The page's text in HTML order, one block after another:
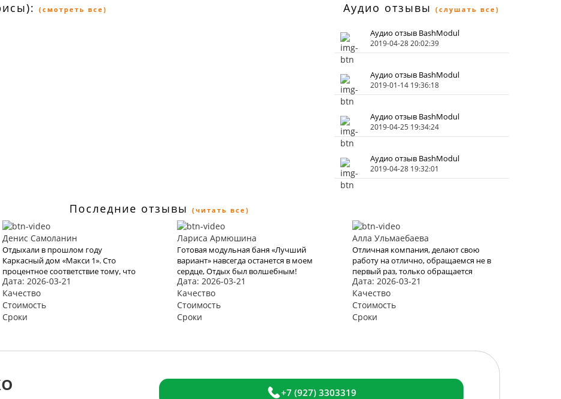
(смотреть все) Аудио отзывы (слушать все)
Аудио отзыв BashModul
2019-04-28 20:02:39
Аудио отзыв BashModul
2019-01-14 19:36:18
Аудио отзыв BashModul
2019-04-25 19:34:24
Аудио отзыв BashModul
2019-04-28 19:32:01
Последние отзывы (читать все)
Денис Самоланин
Отдыхали в прошлом году
Каркасный дом «Макси 1». Сто
процентное соответствие тому, что
нам задекларировали в КартаТревел.
Хотели и в этом году
воспользоваться их услугами, но
видимо эта пандемия все испортит.
Дата: 2026-03-21
Качество
Стоимость
Сроки
Лариса Армюшина
Готовая модульная баня «Лучший
вариант» навсегда останется в моем
сердце, Отдых был волшебным!
Прекрасное море, бухта и отель
благодаря Вам оставили яркое
впечатление и бурю эмоций. В это
место хочется возвращаться Снова
и снова. Спасибо Вам за Вашу
Дата: 2026-03-21
Качество
Стоимость
Сроки
Алла Ульмаебаева
Отличная компания, делают свою
работу на отлично, обращаемся не в
первый раз, только обращается
будем к вам, последний раз выбрали
Готовая модульная баня «Лучший
вариант»
Дата: 2026-03-21
Качество
Стоимость
Сроки
+7 (927) 3303319